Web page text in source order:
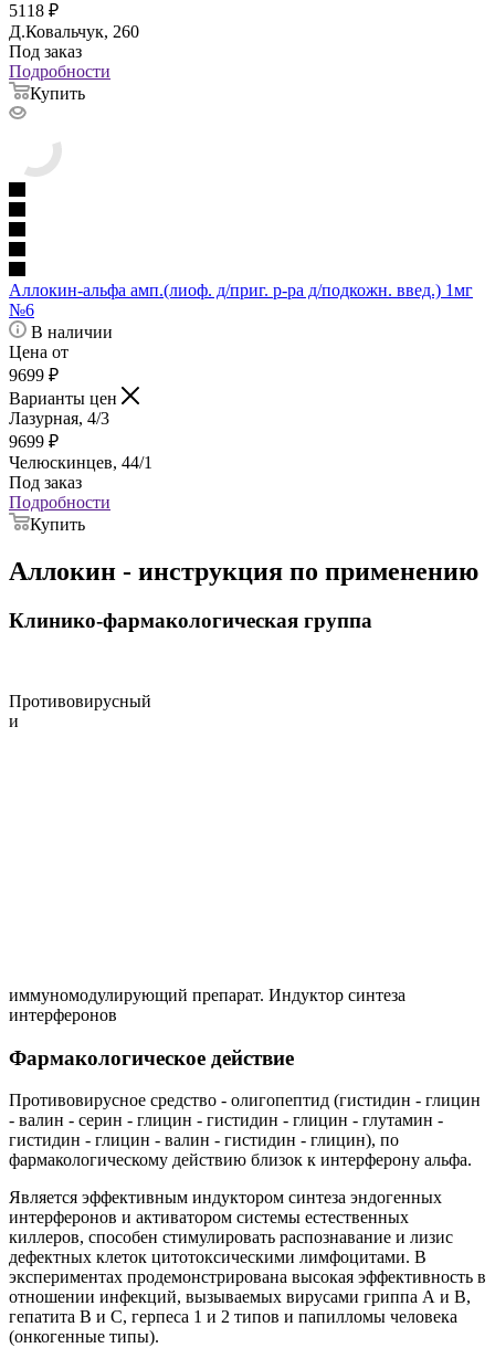
5118 ₽
Д.Ковальчук, 260
Под заказ
Подробности
Купить
Аллокин-альфа амп.(лиоф. д/приг. р-ра д/подкожн. введ.) 1мг
№6
В наличии
Цена от
9699 ₽
Варианты цен
Лазурная, 4/3
9699 ₽
Челюскинцев, 44/1
Под заказ
Подробности
Купить
Аллокин - инструкция по применению
Клинико-фармакологическая группа
Противовирусный
и
иммуномодулирующий препарат. Индуктор синтеза
интерферонов
Фармакологическое действие
Противовирусное средство - олигопептид (гистидин - глицин
- валин - серин - глицин - гистидин - глицин - глутамин -
гистидин - глицин - валин - гистидин - глицин), по
фармакологическому действию близок к интерферону альфа.
Является эффективным индуктором синтеза эндогенных
интерферонов и активатором системы естественных
киллеров, способен стимулировать распознавание и лизис
дефектных клеток цитотоксическими лимфоцитами. В
экспериментах продемонстрирована высокая эффективность в
отношении инфекций, вызываемых вирусами гриппа А и В,
гепатита В и С, герпеса 1 и 2 типов и папилломы человека
(онкогенные типы).